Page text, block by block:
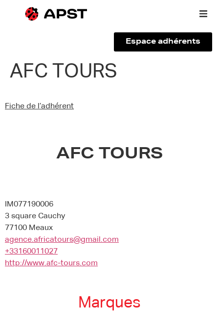
Qui sommes-nous ?
Espace adhérents
AFC TOURS
Fiche de l’adhérent
AFC TOURS
IM077190006
3 square Cauchy
77100 Meaux
agence.africatours@gmail.com
+33160011027
http://www.afc-tours.com
Marques